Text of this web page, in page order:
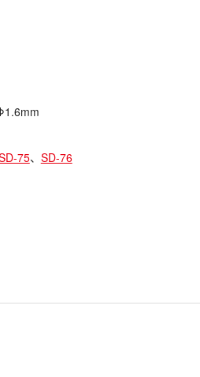
75、 SD-76